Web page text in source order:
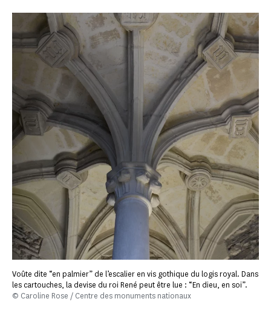
Voûte dite “en palmier” de l’escalier en vis gothique du logis royal. Dans
les cartouches, la devise du roi René peut être lue : “En dieu, en soi”.
© Caroline Rose / Centre des monuments nationaux